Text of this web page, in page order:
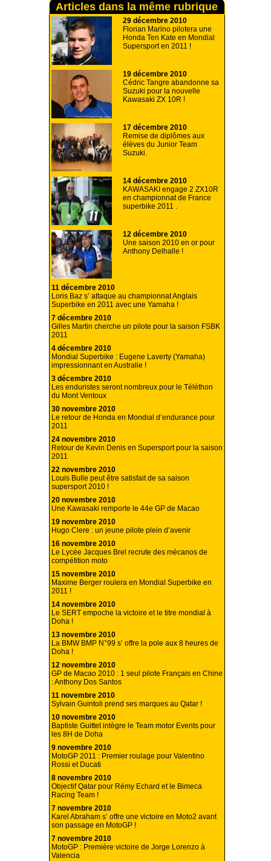
Articles dans la même rubrique
29 décembre 2010
Florian Marino pilotera une
Honda Ten Kate en Mondial
Supersport en 2011 !
19 décembre 2010
Cédric Tangre abandonne sa
Suzuki pour la nouvelle
Kawasaki ZX 10R !
17 décembre 2010
Remise de diplômes aux
élèves du Junior Team
Suzuki.
14 décembre 2010
KAWASAKI engage 2 ZX10R
en championnat de France
superbike 2011 .
12 décembre 2010
Une saison 2010 en or pour
Anthony Delhalle !
11 décembre 2010
Loris Baz s’ attaque au championnat Anglais
Superbike en 2011 avec une Yamaha !
7 décembre 2010
Gilles Martin cherche un pilote pour la saison FSBK
2011
4 décembre 2010
Mondial Superbike : Eugene Laverty (Yamaha)
impressionnant en Australie !
3 décembre 2010
Les enduristes seront nombreux pour le Téléthon
du Mont Ventoux
30 novembre 2010
Le retour de Honda en Mondial d’endurance pour
2011
24 novembre 2010
Retour de Kevin Denis en Supersport pour la saison
2011
22 novembre 2010
Louis Bulle peut être satisfait de sa saison
supersport 2010 !
20 novembre 2010
Une Kawasaki remporte le 44e GP de Macao
19 novembre 2010
Hugo Clere : un jeune pilote plein d’avenir
16 novembre 2010
Le Lycée Jacques Brel recrute des mécanos de
compétition moto
15 novembre 2010
Maxime Berger roulera en Mondial Superbike en
2011 !
14 novembre 2010
Le SERT empoche la victoire et le titre mondial à
Doha !
13 novembre 2010
La BMW BMP N°99 s’ offre la pole aux 8 heures de
Doha !
12 novembre 2010
GP de Macao 2010 : 1 seul pilote Français en Chine
: Anthony Dos Santos
11 novembre 2010
Sylvain Guintoli prend ses marques au Qatar !
10 novembre 2010
Baptiste Guittet intègre le Team motor Events pour
les 8H de Doha
9 novembre 2010
MotoGP 2011 : Premier roulage pour Valentino
Rossi et Ducati
8 novembre 2010
Objectif Qatar pour Rémy Echard et le Bimeca
Racing Team !
7 novembre 2010
Karel Abraham s’ offre une victoire en Moto2 avant
son passage en MotoGP !
7 novembre 2010
MotoGP : Première victoire de Jorge Lorenzo à
Valencia